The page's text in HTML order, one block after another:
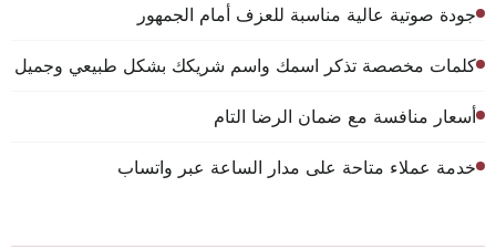
جودة صوتية عالية مناسبة للعزف أمام الجمهور
كلمات مخصصة تذكر اسمك واسم شريكك بشكل طبيعي وجميل
أسعار منافسة مع ضمان الرضا التام
خدمة عملاء متاحة على مدار الساعة عبر واتساب